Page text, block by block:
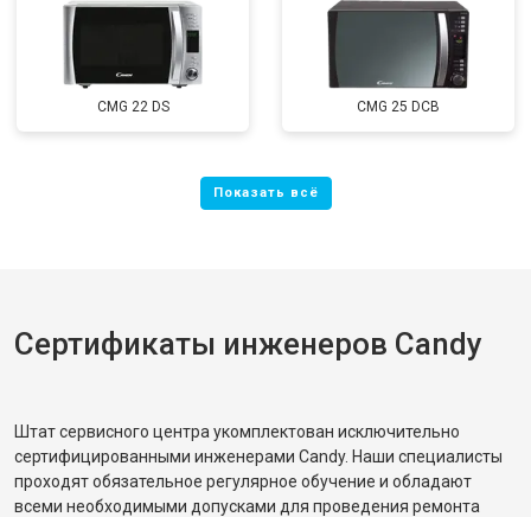
CMG 22 DS CMG 25 DCB
Сертификаты инженеров Candy
Штат сервисного центра укомплектован исключительно
сертифицированными инженерами Candy. Наши специалисты
проходят обязательное регулярное обучение и обладают
всеми необходимыми допусками для проведения ремонта